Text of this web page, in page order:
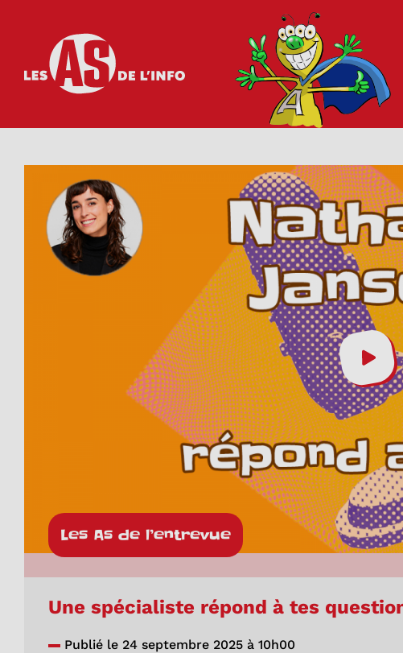
Les As de l’entrevue
Une spécialiste répond à tes
Publié le 24 septembre 2025 à 10h00